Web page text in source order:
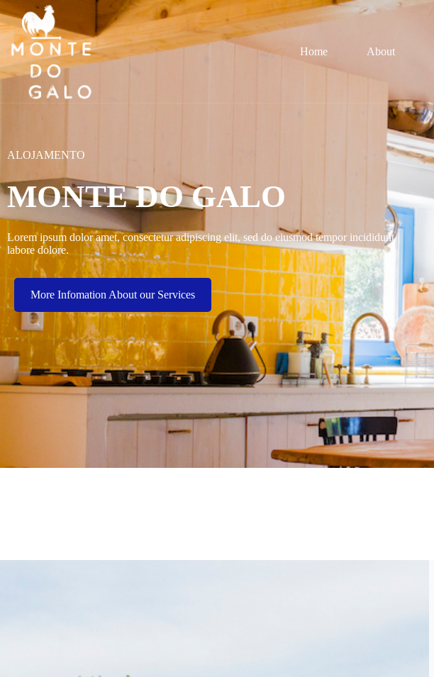
Home About
ALOJAMENTO
MONTE DO GALO
Lorem ipsum dolor amet, consectetur adipiscing elit, sed do eiusmod tempor incididunt
labore dolore.
More Infomation About our Services